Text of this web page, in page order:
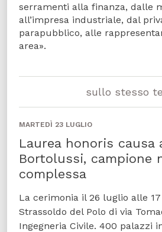
serramenti alla finanza, dalle
all’impresa industriale, dal
parapubblico, alle
area».
sullo stesso
MARTEDÌ 23 LUGLIO
Laurea honoris causa
Bortolussi, campione
complessa
La cerimonia il 26 luglio alle 17
Strassoldo del Polo di via
Ingegneria Civile. 400 palazzi